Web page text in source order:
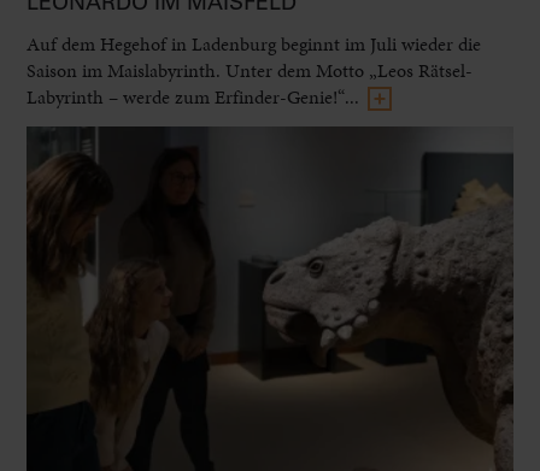
Auf dem Hegehof in Ladenburg beginnt im Juli wieder die
Saison im Maislabyrinth. Unter dem Motto „Leos Rätsel-
Labyrinth – werde zum Erfinder-Genie!“...